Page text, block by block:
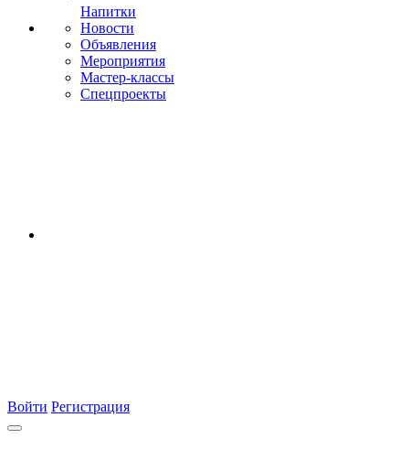
Напитки
Новости
Объявления
Мероприятия
Мастер-классы
Спецпроекты
Войти Регистрация